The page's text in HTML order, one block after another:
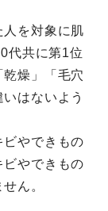
を対象に肌
代共に第1位
燥」「毛穴
はないよう
ビやできもの
やできもの
ん。